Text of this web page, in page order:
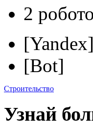
2
[Yandex]
[Bot]
Строительство
Узнай